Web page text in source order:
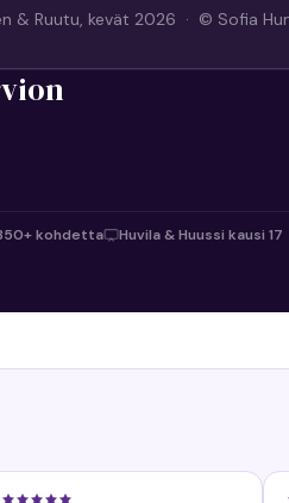
& Ruutu, kevät 2026 · © Sofia
kohdetta Huvila & Huussi kausi 17